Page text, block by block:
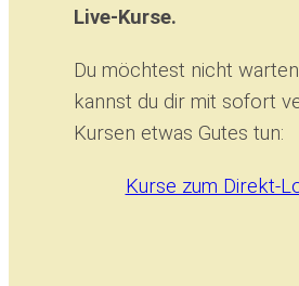
Live-Kurse.
Du möchtest nicht
kannst du dir mit sofort
Kursen etwas Gutes tun:
Kurse zum Direkt-